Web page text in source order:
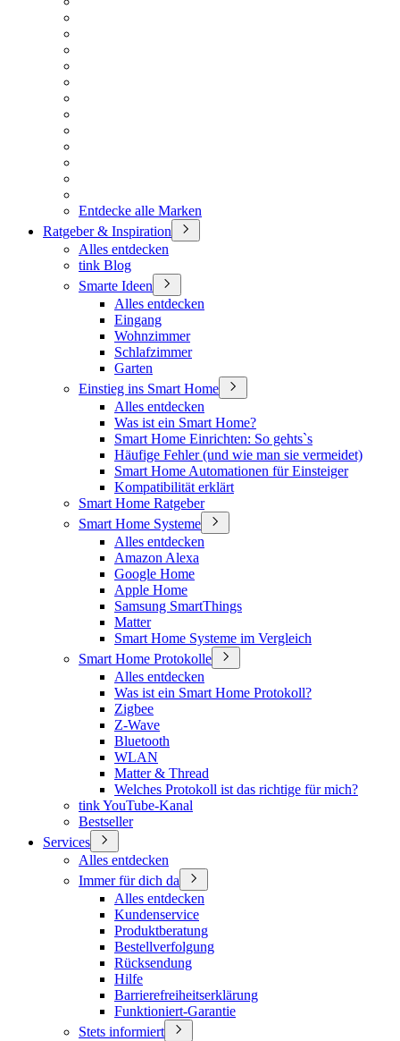
Entdecke alle Marken
Ratgeber & Inspiration
Alles entdecken
tink Blog
Smarte Ideen
Alles entdecken
Eingang
Wohnzimmer
Schlafzimmer
Garten
Einstieg ins Smart Home
Alles entdecken
Was ist ein Smart Home?
Smart Home Einrichten: So gehts`s
Häufige Fehler (und wie man sie vermeidet)
Smart Home Automationen für Einsteiger
Kompatibilität erklärt
Smart Home Ratgeber
Smart Home Systeme
Alles entdecken
Amazon Alexa
Google Home
Apple Home
Samsung SmartThings
Matter
Smart Home Systeme im Vergleich
Smart Home Protokolle
Alles entdecken
Was ist ein Smart Home Protokoll?
Zigbee
Z-Wave
Bluetooth
WLAN
Matter & Thread
Welches Protokoll ist das richtige für mich?
tink YouTube-Kanal
Bestseller
Services
Alles entdecken
Immer für dich da
Alles entdecken
Kundenservice
Produktberatung
Bestellverfolgung
Rücksendung
Hilfe
Barrierefreiheitserklärung
Funktioniert-Garantie
Stets informiert